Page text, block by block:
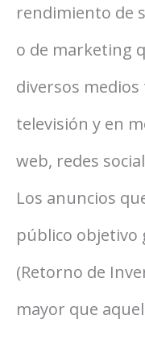
rendimiento de
o de marketing
diversos
televisión y en
web, redes
Los anuncios
público objetivo
(Retorno de
mayor que